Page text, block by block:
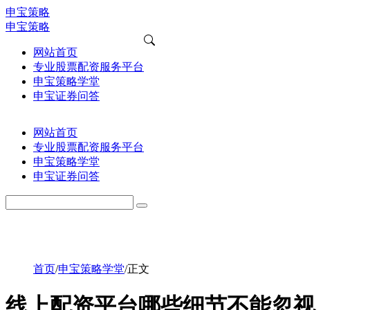
申宝策略
申宝策略
网站首页
专业股票配资服务平台
申宝策略学堂
申宝证券问答
网站首页
专业股票配资服务平台
申宝策略学堂
申宝证券问答
首页/申宝策略学堂/正文